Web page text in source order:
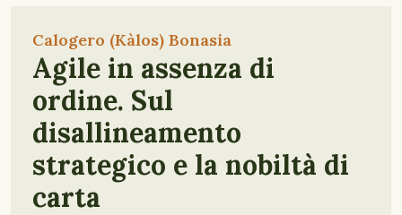
Calogero (Kàlos) Bonasia
Agile in assenza di
ordine. Sul
disallineamento
strategico e la nobiltà di
carta